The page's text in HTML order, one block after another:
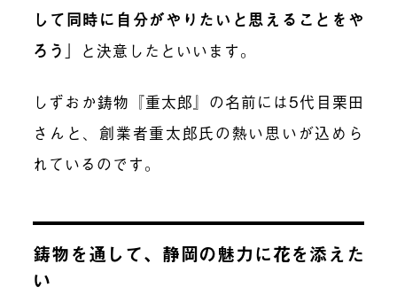
して同時に自分がやりたいと思えることをや
ろう 」と決意したといいます。
しずおか鋳物『重太郎』の名前には5代目栗田
さんと、創業者重太郎氏の熱い思いが込めら
れているのです。
鋳物を通して、静岡の魅力に花を添えた
い